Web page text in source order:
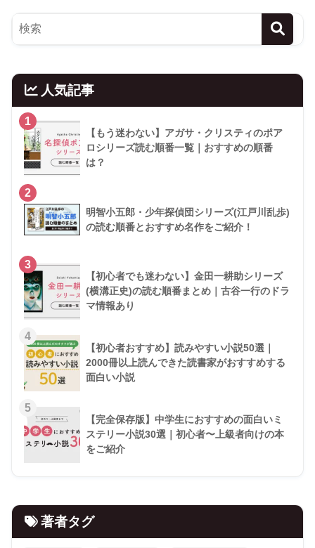
人気記事
1
【もう迷わない】アガサ・クリスティのポア
ロシリーズ読む順番一覧｜おすすめの順番
は？
2
明智小五郎・少年探偵団シリーズ(江戸川乱歩)
の読む順番とおすすめ名作をご紹介！
3
【初心者でも迷わない】金田一耕助シリーズ
(横溝正史)の読む順番まとめ｜古谷一行のドラ
マ情報あり
4
【初心者おすすめ】読みやすい小説50選｜
2000冊以上読んできた読書家がおすすめする
面白い小説
5
【完全保存版】中学生におすすめの面白いミ
ステリー小説30選｜初心者〜上級者向けの本
をご紹介
著者タグ